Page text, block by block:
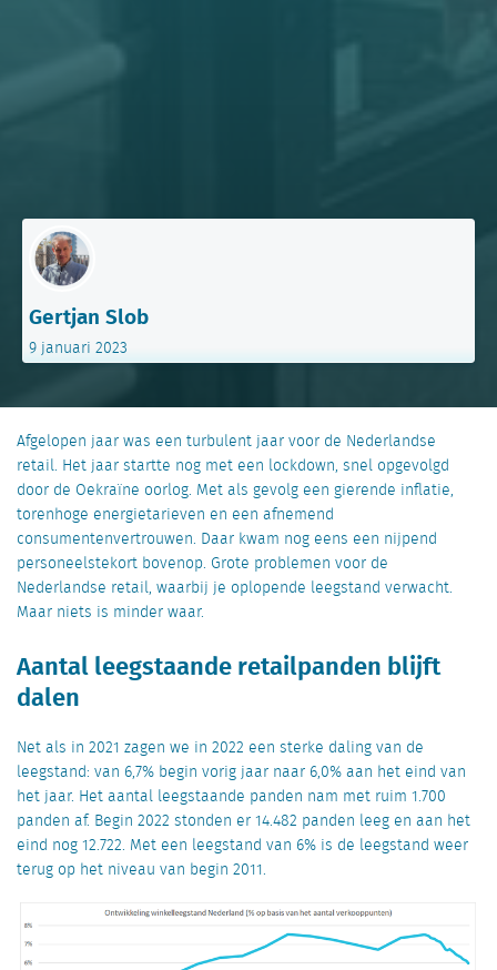
Gertjan Slob
9 januari 2023
Afgelopen jaar was een turbulent jaar voor de Nederlandse
retail. Het jaar startte nog met een lockdown, snel opgevolgd
door de Oekraïne oorlog. Met als gevolg een gierende inflatie,
torenhoge energietarieven en een afnemend
consumentenvertrouwen. Daar kwam nog eens een nijpend
personeelstekort bovenop. Grote problemen voor de
Nederlandse retail, waarbij je oplopende leegstand verwacht.
Maar niets is minder waar.
Aantal leegstaande retailpanden blijft
dalen
Net als in 2021 zagen we in 2022 een sterke daling van de
leegstand: van 6,7% begin vorig jaar naar 6,0% aan het eind van
het jaar. Het aantal leegstaande panden nam met ruim 1.700
panden af. Begin 2022 stonden er 14.482 panden leeg en aan het
eind nog 12.722. Met een leegstand van 6% is de leegstand weer
terug op het niveau van begin 2011.